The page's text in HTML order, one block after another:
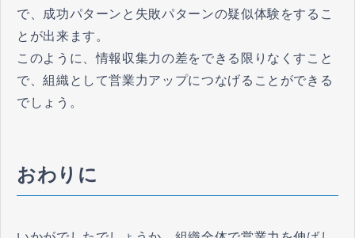
で、成功パターンと失敗パターンの疑似体験をするこ
とが出来ます。
このように、情報収集力の差をできる限りなくすこと
で、組織として営業力アップにつなげることができる
でしょう。
おわりに